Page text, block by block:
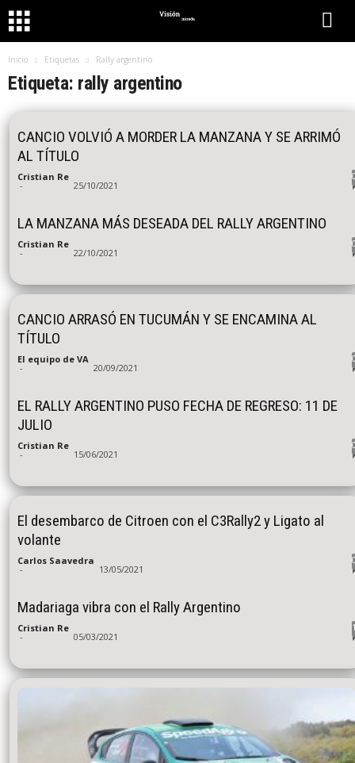
Inicio Etiquetas Rally argentino
Etiqueta: rally argentino
CANCIO VOLVIÓ A MORDER LA MANZANA Y SE ARRIMÓ
AL TÍTULO
Cristian Re
- 25/10/2021
LA MANZANA MÁS DESEADA DEL RALLY ARGENTINO
Cristian Re
- 22/10/2021
CANCIO ARRASÓ EN TUCUMÁN Y SE ENCAMINA AL
TÍTULO
El equipo de VA
- 20/09/2021
EL RALLY ARGENTINO PUSO FECHA DE REGRESO: 11 DE
JULIO
Cristian Re
- 15/06/2021
El desembarco de Citroen con el C3Rally2 y Ligato al
volante
Carlos Saavedra
- 13/05/2021
Madariaga vibra con el Rally Argentino
Cristian Re
- 05/03/2021